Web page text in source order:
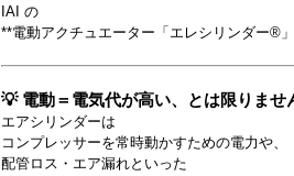
IAI の
**電動アクチュエーター「エレシリンダー®」
💡 電動＝電気代が高い、とは限りませ
エアシリンダーは
コンプレッサーを常時動かすための電力や、
配管ロス・エア漏れといった